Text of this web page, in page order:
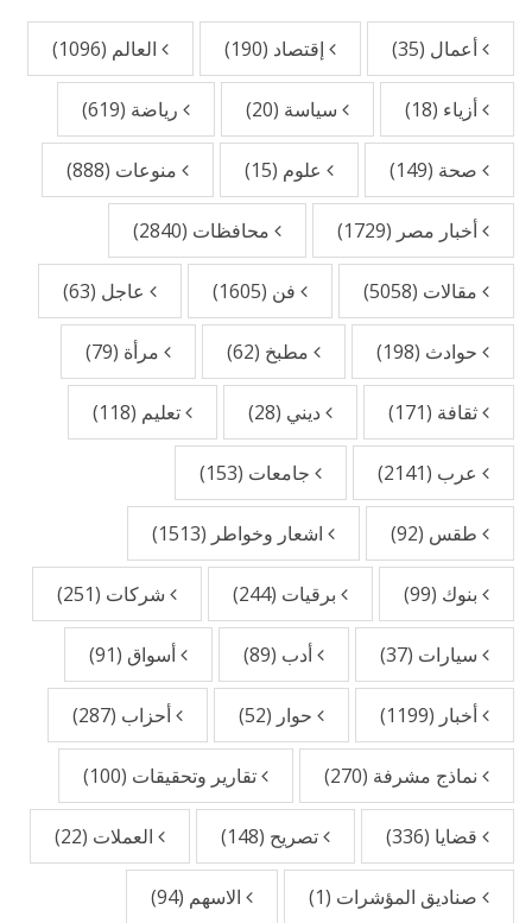
أعمال (35) إقتصاد (190) العالم (1096)
أزياء (18) سياسة (20) رياضة (619)
صحة (149) علوم (15) منوعات (888)
أخبار مصر (1729) محافظات (2840)
مقالات (5058) فن (1605) عاجل (63)
حوادث (198) مطبخ (62) مرأة (79)
ثقافة (171) ديني (28) تعليم (118)
عرب (2141) جامعات (153)
طقس (92) اشعار وخواطر (1513)
بنوك (99) برقيات (244) شركات (251)
سيارات (37) أدب (89) أسواق (91)
أخبار (1199) حوار (52) أحزاب (287)
نماذج مشرفة (270) تقارير وتحقيقات (100)
قضايا (336) تصريح (148) العملات (22)
صناديق المؤشرات (1) الاسهم (94)